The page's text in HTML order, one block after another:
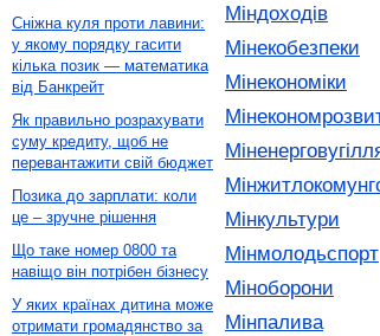
Міндоходів
Мінекобезпеки
Мінекономіки
Мінкультури
Мінмолодьспорт
Міноборони
Мінпалива
Сніжна куля проти лавини:
у якому порядку гасити
кілька позик — математика
від Банкрейт
Як правильно розрахувати
суму кредиту, щоб не
перевантажити свій бюджет
Позика до зарплати: коли
це – зручне рішення
Що таке номер 0800 та
навіщо він потрібен бізнесу
У яких країнах дитина може
отримати громадянство за